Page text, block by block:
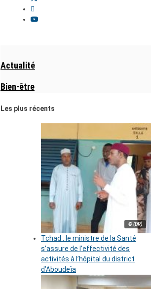
Actualité
Bien-être
Les plus récents
© (DR)
Tchad : le ministre de la Santé
s’assure de l’effectivité des
activités à l’hôpital du district
d’Aboudeïa